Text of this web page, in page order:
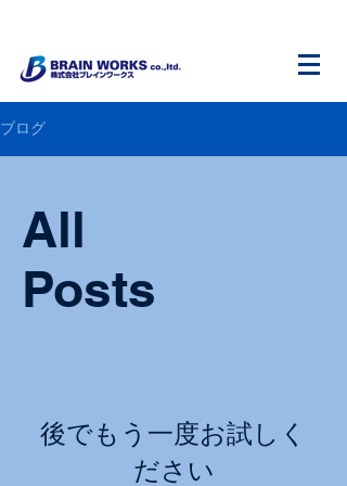
ブログ
All
Posts
後でもう一度お試しく
ださい